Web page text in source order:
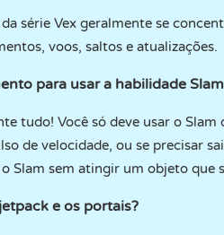
série Vex geralmente se
voos, saltos e atualizações.
para usar a habilidade
tudo! Você só deve usar o
de velocidade, ou se precisar
Slam sem atingir um objeto
e os portais?